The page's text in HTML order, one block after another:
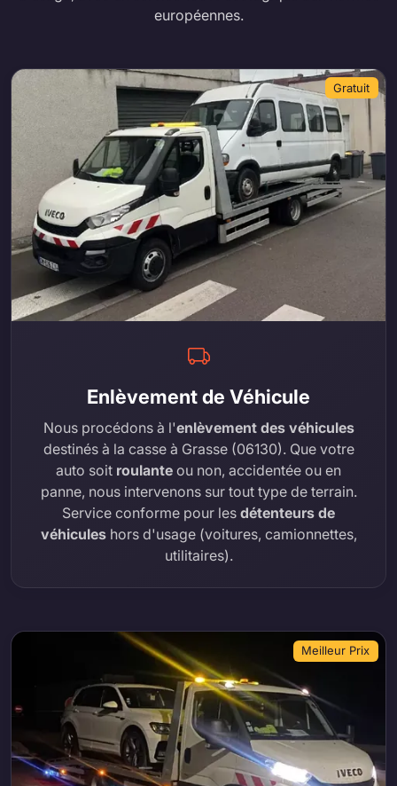
européennes.
Gratuit
Enlèvement de Véhicule
Nous procédons à l'enlèvement des véhicules
destinés à la casse à Grasse (06130). Que votre
auto soit roulante ou non, accidentée ou en
panne, nous intervenons sur tout type de terrain.
Service conforme pour les détenteurs de
véhiculeshors d'usage (voitures, camionnettes,
utilitaires).
Meilleur Prix